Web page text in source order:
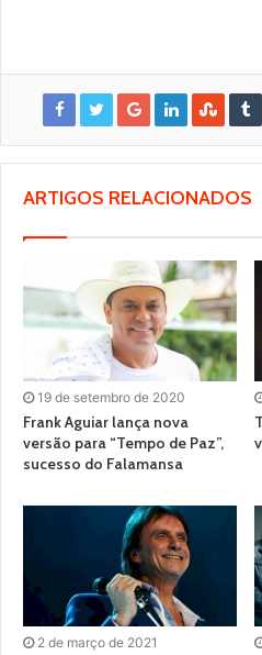
ARTIGOS RELACIONADOS
19 de setembro de 2020
Frank Aguiar lança nova
versão para “Tempo de Paz”,
sucesso do Falamansa
2 de março de 2021